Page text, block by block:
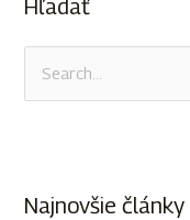
Hľadať
a
Najnovšie články